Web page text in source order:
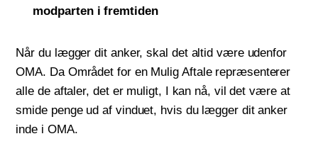
modparten i fremtiden
Når du lægger dit anker, skal det altid være udenfor
OMA. Da Området for en Mulig Aftale repræsenterer
alle de aftaler, det er muligt, I kan nå, vil det være at
smide penge ud af vinduet, hvis du lægger dit anker
inde i OMA.